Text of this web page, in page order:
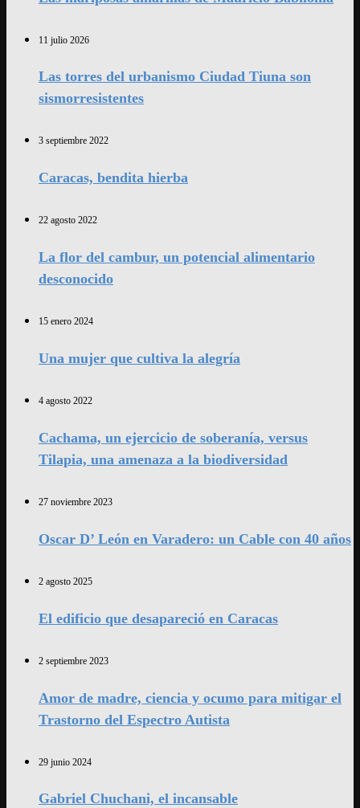
11 julio 2026
Las torres del urbanismo Ciudad Tiuna son
sismorresistentes
3 septiembre 2022
Caracas, bendita hierba
22 agosto 2022
La flor del cambur, un potencial alimentario
desconocido
15 enero 2024
Una mujer que cultiva la alegría
4 agosto 2022
Cachama, un ejercicio de soberanía, versus
Tilapia, una amenaza a la biodiversidad
27 noviembre 2023
Oscar D’ León en Varadero: un Cable con 40 años
2 agosto 2025
El edificio que desapareció en Caracas
2 septiembre 2023
Amor de madre, ciencia y ocumo para mitigar el
Trastorno del Espectro Autista
29 junio 2024
Gabriel Chuchani, el incansable